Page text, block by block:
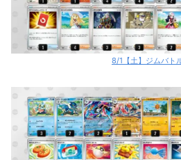
8/1【土】ジムバト